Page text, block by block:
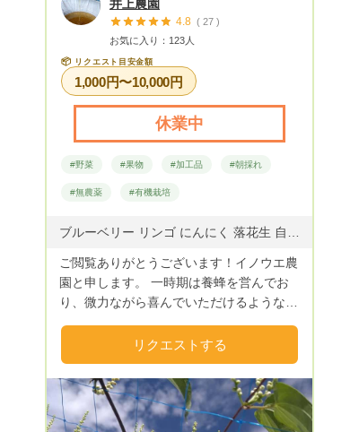
井上農園
4.8 ( 27 )
お気に入り：123人
📦 リクエスト目安金額
1,000円〜10,000円
休業中
#野菜 #果物 #加工品 #朝採れ
#無農薬 #有機栽培
ご閲覧ありがとうございます！イノウエ農
園と申します。 一時期は養蜂を営んでお
り、微力ながら喜んでいただけるような蜂
少量栽培をしており、農薬を使わない旬の
作物をお送りしております。 季節ごとに
とれる作物が違うため、お送りできるもの
はメールマガジンなどで皆様にお伝えした
いと考えております。 旬ならではの野
リクエストする